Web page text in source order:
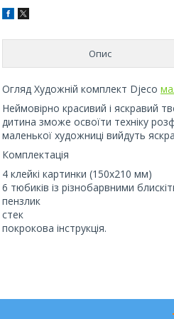
Опис
Огляд Художній комплект Djeco
Неймовірно красивий і яскравий
дитина зможе освоїти техніку
маленької художниці вийдуть
Комплектація
4 клейкі картинки (150х210 мм)
6 тюбиків із різнобарвними
пензлик
стек
покрокова інструкція.